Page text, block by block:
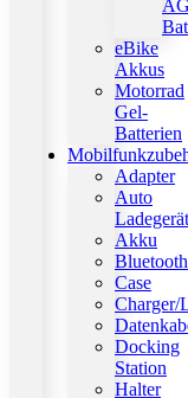
eBike
Akkus
Motorrad
Gel-
Batterien
Adapter
Auto
Ladegerät
Akku
Bluetooth
Case
Charger/
Docking
Station
Halter